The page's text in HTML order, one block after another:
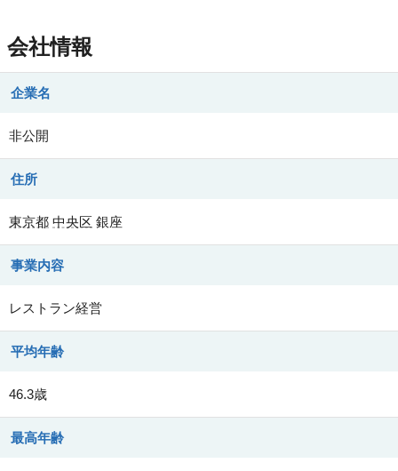
会社情報
企業名
非公開
住所
東京都 中央区 銀座
事業内容
レストラン経営
平均年齢
46.3歳
最高年齢